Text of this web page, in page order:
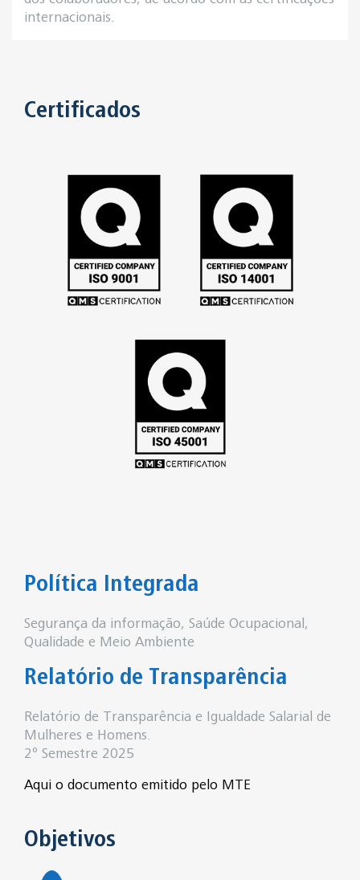
internacionais.
Certificados
Política Integrada
Segurança da informação, Saúde Ocupacional,
Qualidade e Meio Ambiente
Relatório de Transparência
Relatório de Transparência e Igualdade Salarial de
Mulheres e Homens.
2º Semestre 2025
Aqui o documento emitido pelo MTE
Objetivos